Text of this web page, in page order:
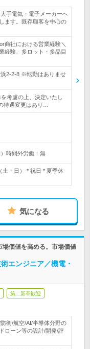
手電気・電子メーカーへ
ます。既存顧客を中心の
社における営業経験＼
経験、多ロット・多品目
2-2-8 ※転勤はありませ
考慮の上、決定いたし
待遇変更はあり…
時間外労働：無
・日） * 祝日 * 夏季休
気になる
場価値を高める。市場価値
エンジニア／機電・
第二新卒歓迎
衛/航空/AI/半導体分野の
ローン等の設計/開発/評